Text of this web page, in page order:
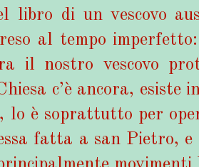
libro di un vescovo
al tempo
il nostro vescovo
c’è ancora, esiste
lo è soprattutto per
fatta a san Pietro, e